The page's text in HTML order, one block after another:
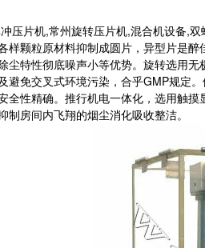
压片机,常州旋转压片机,混合机设备,
样颗粒原材料抑制成圆片，异型片是
特性彻底噪声小等优势。旋转选用
免交叉式环境污染，合乎GMP规
性精确。推行机电一体化，选用触
房间内飞翔的烟尘消化吸收整洁。